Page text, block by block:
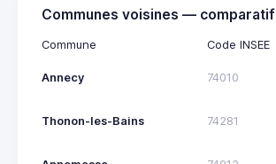
Communes voisines — comparatif
Commune Code INSEE
Annecy 74010
Thonon-les-Bains 74281